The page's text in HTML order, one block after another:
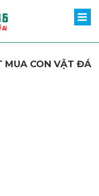
MUA CON VẬT ĐÁ